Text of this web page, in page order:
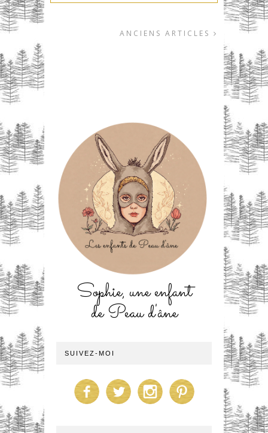
ANCIENS ARTICLES
Sophie, une enfant
de Peau d'âne
SUIVEZ-MOI